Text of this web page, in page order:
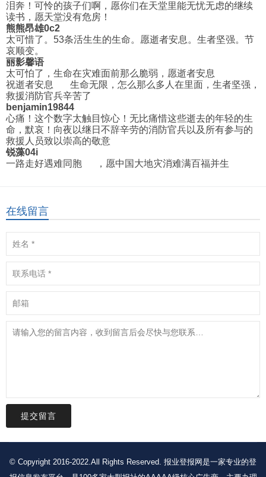
泪奔！可怜的孩子们啊，愿你们在天堂里能无忧无虑的继续
读书，愿天堂没有危房！
熊熊昂雄0c2
太可惜了。53条活生生的生命。愿逝者安息。生者坚强。节
哀顺变。
丽影馨语
太可怕了，生命在灾难面前那么脆弱，愿逝者安息
祝逝者安息
生命无限，怎么那么多人在里面，生者坚强，
救援消防官兵辛苦了
benjamin19844
心痛！这个数字太触目惊心！无比痛惜这些逝去的年轻的生
命，默哀！向夜以继日不辞辛劳的消防官兵以及所有参与的
救援人员致以崇高的敬意
锐藻04i
一路走好遇难同胞
，愿中国大地灾消难满百福并生
在线留言
提交留言
© Copyright 2016-2022.All Rights Reserved. 报业登报网是一家专业的登